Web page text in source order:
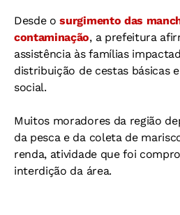
Desde osurgimento das
contaminação, a prefeitura
assistência às famílias
distribuição de cestas básicas
social.
Muitos moradores da região
da pesca e da coleta de
renda, atividade que foi
interdição da área.